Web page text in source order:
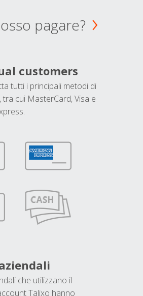
pagare?
customers
tutti i principali metodi di
tra cui MasterCard, Visa e
che utilizzano il
Talixo hanno